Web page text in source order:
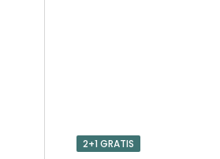
2+1 GRATIS